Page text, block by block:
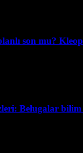
son mu?
Belugalar bilim